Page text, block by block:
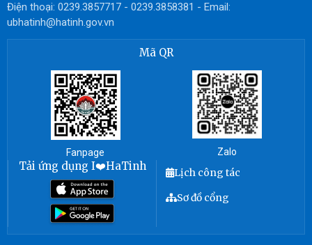
Điện thoại: 0239.3857717 - 0239.3858381 - Email:
ubhatinh@hatinh.gov.vn
Mã QR
Fanpage Zalo
Tải ứng dụng I❤️HaTinh
Lịch công tác
Sơ đồ cổng